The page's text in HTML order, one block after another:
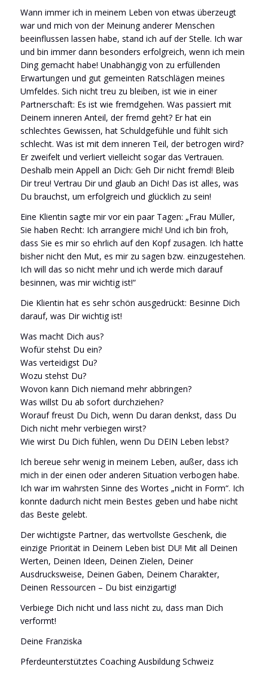
Wann immer ich in meinem Leben von etwas überzeugt
war und mich von der Meinung anderer Menschen
beeinflussen lassen habe, stand ich auf der Stelle. Ich war
und bin immer dann besonders erfolgreich, wenn ich mein
Ding gemacht habe! Unabhängig von zu erfüllenden
Erwartungen und gut gemeinten Ratschlägen meines
Umfeldes. Sich nicht treu zu bleiben, ist wie in einer
Partnerschaft: Es ist wie fremdgehen. Was passiert mit
Deinem inneren Anteil, der fremd geht? Er hat ein
schlechtes Gewissen, hat Schuldgefühle und fühlt sich
schlecht. Was ist mit dem inneren Teil, der betrogen wird?
Er zweifelt und verliert vielleicht sogar das Vertrauen.
Deshalb mein Appell an Dich: Geh Dir nicht fremd! Bleib
Dir treu! Vertrau Dir und glaub an Dich! Das ist alles, was
Du brauchst, um erfolgreich und glücklich zu sein!
Eine Klientin sagte mir vor ein paar Tagen: „Frau Müller,
Sie haben Recht: Ich arrangiere mich! Und ich bin froh,
dass Sie es mir so ehrlich auf den Kopf zusagen. Ich hatte
bisher nicht den Mut, es mir zu sagen bzw. einzugestehen.
Ich will das so nicht mehr und ich werde mich darauf
besinnen, was mir wichtig ist!“
Die Klientin hat es sehr schön ausgedrückt: Besinne Dich
darauf, was Dir wichtig ist!
Was macht Dich aus?
Wofür stehst Du ein?
Was verteidigst Du?
Wozu stehst Du?
Wovon kann Dich niemand mehr abbringen?
Was willst Du ab sofort durchziehen?
Worauf freust Du Dich, wenn Du daran denkst, dass Du
Dich nicht mehr verbiegen wirst?
Wie wirst Du Dich fühlen, wenn Du DEIN Leben lebst?
Ich bereue sehr wenig in meinem Leben, außer, dass ich
mich in der einen oder anderen Situation verbogen habe.
Ich war im wahrsten Sinne des Wortes „nicht in Form“. Ich
konnte dadurch nicht mein Bestes geben und habe nicht
das Beste gelebt.
Der wichtigste Partner, das wertvollste Geschenk, die
einzige Priorität in Deinem Leben bist DU! Mit all Deinen
Werten, Deinen Ideen, Deinen Zielen, Deiner
Ausdrucksweise, Deinen Gaben, Deinem Charakter,
Deinen Ressourcen – Du bist einzigartig!
Verbiege Dich nicht und lass nicht zu, dass man Dich
verformt!
Deine Franziska
Pferdeunterstütztes Coaching Ausbildung Schweiz